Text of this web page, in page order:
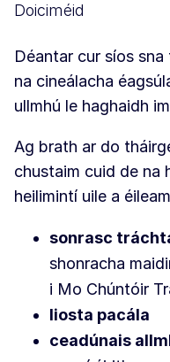
Doiciméid
Déantar cur síos
na cineálacha
ullmhú le haghaidh
Ag brath ar do
chustaim cuid de na
heilimintí uile a
sonrasc
shonracha
i Mo Chúntóir
liosta pacála
ceadúnais